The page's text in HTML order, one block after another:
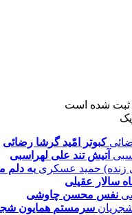
ثبت شده است
کبوتر امّید گرشا رضائی
آتیش تند علی لهراسبی
به دلم
سالار عقیلی
نفس محسن چاوشی
سرمستم همایون